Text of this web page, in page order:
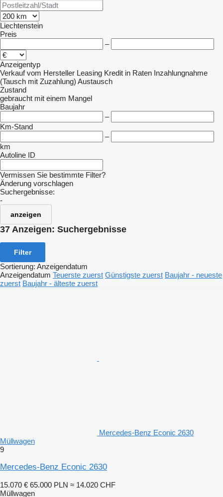
Liechtenstein
Preis
–
Anzeigentyp
Verkauf vom Hersteller Leasing Kredit in Raten Inzahlungnahme
(Tausch mit Zuzahlung) Austausch
Zustand
gebraucht mit einem Mangel
Baujahr
–
Km-Stand
–
km
Autoline ID
Vermissen Sie bestimmte Filter?
Änderung vorschlagen
Suchergebnisse:
-
anzeigen
37 Anzeigen: Suchergebnisse
Filter
Sortierung: Anzeigendatum
Anzeigendatum Teuerste zuerst Günstigste zuerst Baujahr - neueste
zuerst Baujahr - älteste zuerst
Mercedes-Benz Econic 2630
Müllwagen
9
Mercedes-Benz Econic 2630
15.070 € 65.000 PLN ≈ 14.020 CHF
Müllwagen